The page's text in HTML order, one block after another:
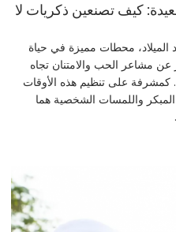
كيف تصنعين ذكريات لا
الميلاد، محطات مميزة في حياة
مشاعر الحب والامتنان تجاه
كمشرفة على تنظيم هذه الأوقات
واللمسات الشخصية هما